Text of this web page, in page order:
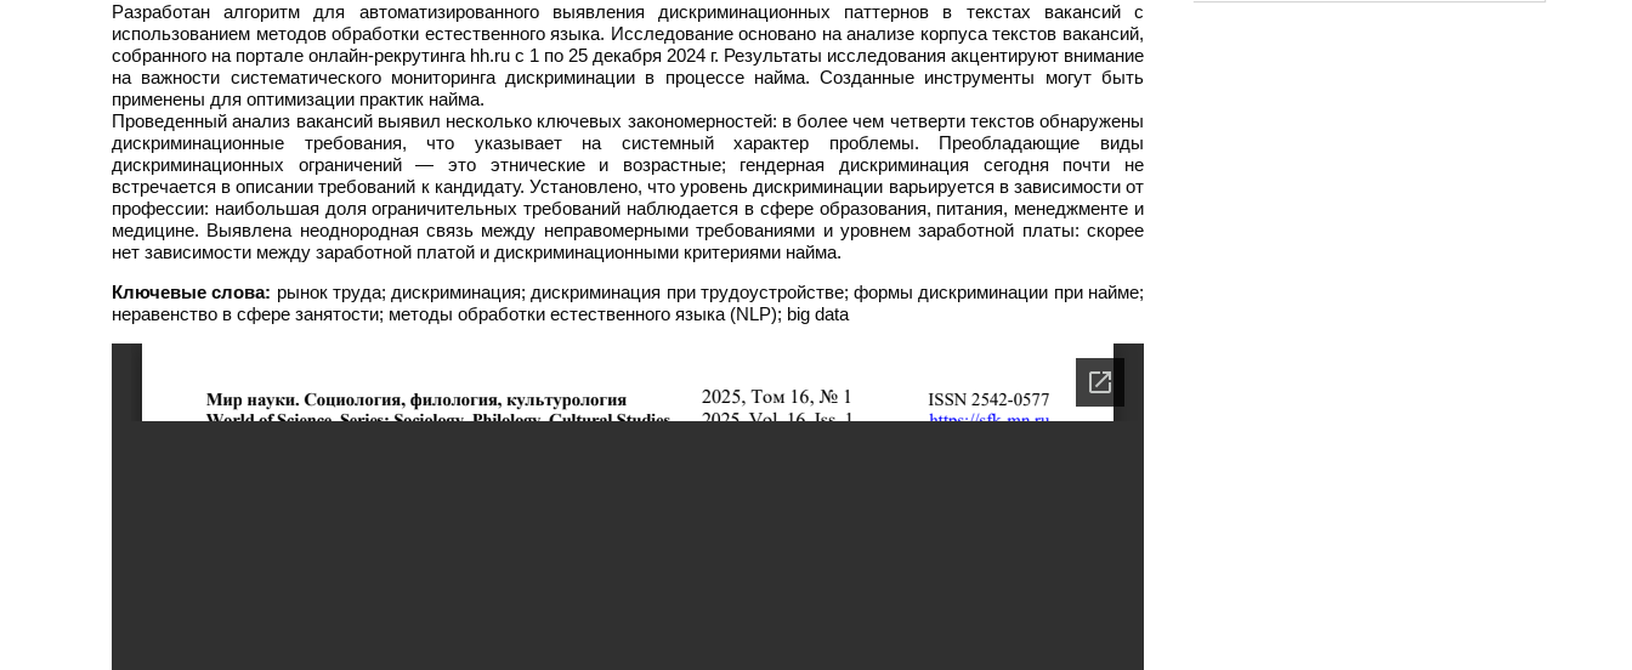
Разработан алгоритм для автоматизированного выявления дискриминационных паттернов в текстах вакансий с
использованием методов обработки естественного языка. Исследование основано на анализе корпуса текстов вакансий,
собранного на портале онлайн-рекрутинга hh.ru с 1 по 25 декабря 2024 г. Результаты исследования акцентируют внимание
на важности систематического мониторинга дискриминации в процессе найма. Созданные инструменты могут быть
применены для оптимизации практик найма.
Проведенный анализ вакансий выявил несколько ключевых закономерностей: в более чем четверти текстов обнаружены
дискриминационные требования, что указывает на системный характер проблемы. Преобладающие виды
дискриминационных ограничений — это этнические и возрастные; гендерная дискриминация сегодня почти не
встречается в описании требований к кандидату. Установлено, что уровень дискриминации варьируется в зависимости от
профессии: наибольшая доля ограничительных требований наблюдается в сфере образования, питания, менеджменте и
медицине. Выявлена неоднородная связь между неправомерными требованиями и уровнем заработной платы: скорее
нет зависимости между заработной платой и дискриминационными критериями найма.
Ключевые слова: рынок труда; дискриминация; дискриминация при трудоустройстве; формы дискриминации при найме;
неравенство в сфере занятости; методы обработки естественного языка (NLP); big data